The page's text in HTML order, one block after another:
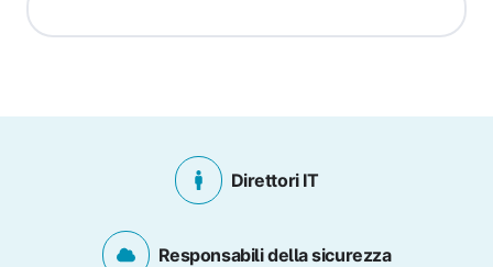
Direttori IT
Responsabili della sicurezza